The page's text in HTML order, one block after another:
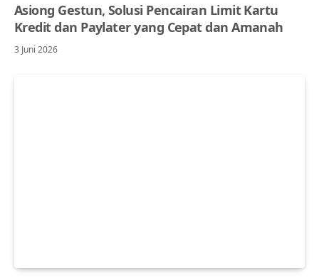
Asiong Gestun, Solusi Pencairan Limit Kartu
Kredit dan Paylater yang Cepat dan Amanah
3 Juni 2026